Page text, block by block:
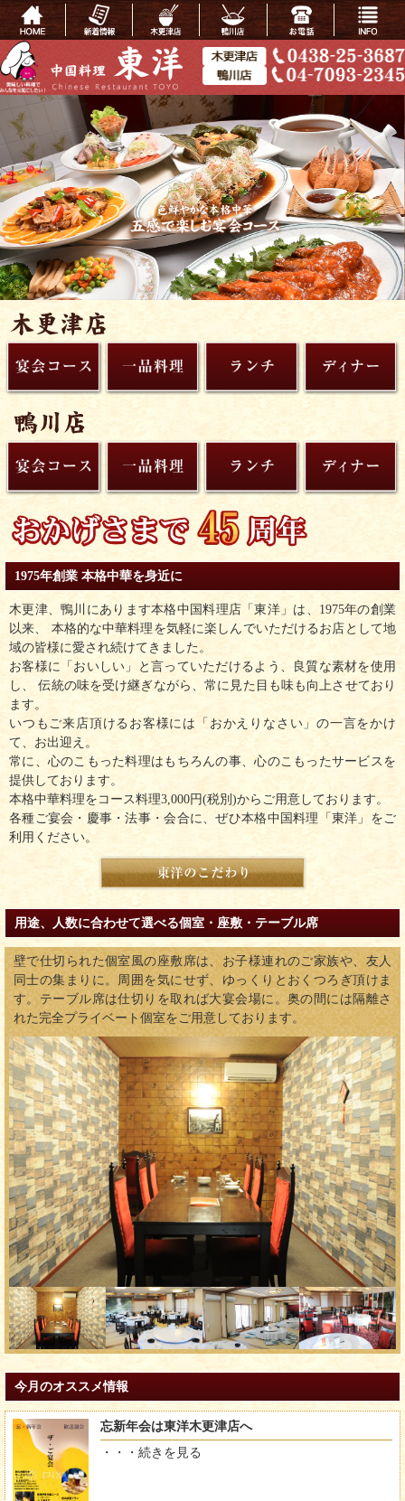
1975年創業 本格中華を身近に
木更津、鴨川にあります本格中国料理店「東洋」は、1975年の創業
以来、 本格的な中華料理を気軽に楽しんでいただけるお店として地
域の皆様に愛され続けてきました。
お客様に「おいしい」と言っていただけるよう、良質な素材を使用
し、 伝統の味を受け継ぎながら、常に見た目も味も向上させており
ます。
いつもご来店頂けるお客様には「おかえりなさい」の一言をかけ
て、お出迎え。
常に、心のこもった料理はもちろんの事、心のこもったサービスを
提供しております。
本格中華料理をコース料理3,000円(税別)からご用意しております。
各種ご宴会・慶事・法事・会合に、ぜひ本格中国料理「東洋」をご
利用ください。
用途、人数に合わせて選べる個室・座敷・テーブル席
壁で仕切られた個室風の座敷席は、お子様連れのご家族や、友人
同士の集まりに。周囲を気にせず、ゆっくりとおくつろぎ頂けま
す。テーブル席は仕切りを取れば大宴会場に。奥の間には隔離さ
れた完全プライベート個室をご用意しております。
今月のオススメ情報
忘新年会は東洋木更津店へ
・・・ 続きを見る